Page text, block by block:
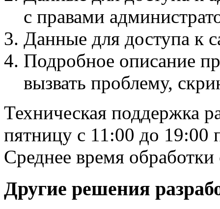
с правами
Данные для доступа к
Подробное описание
вызвать проблему,
Техническая поддержка
пятницу с 11:00 до 19:00
Среднее время
Другие решения